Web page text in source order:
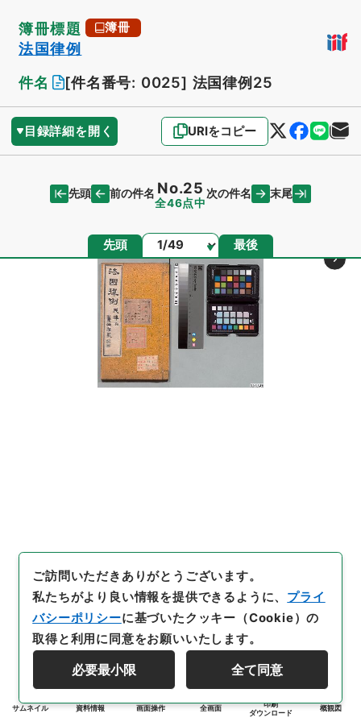
簿冊標題 簿冊
法国律例
件名
[件名番号: 0025] 法国律例25
目録詳細を開く URIをコピー
先頭 前の件名 No.25
全46点中
次の件名 末尾
先頭 ページ 最後
サムネイル 資料情報 画面操作 全画面
印刷
ダウンロード
概観図
ご訪問いただきありがとうございます。
私たちがより良い情報を提供できるように、 プライ
バシーポリシーに基づいたクッキー（Cookie）の
取得と利用に同意をお願いいたします。
必要最小限 全て同意